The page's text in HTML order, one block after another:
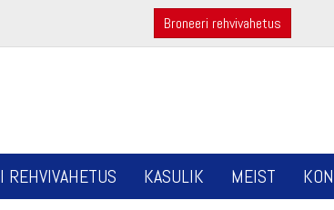
Broneeri rehvivahetus
REHVIVAHETUS KASULIK MEIST